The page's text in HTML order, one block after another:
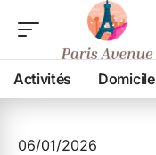
Activités Domicile
06/01/2026